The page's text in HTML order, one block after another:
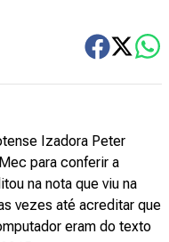
Izadora Peter
para conferir a
na nota que viu na
vezes até acreditar que
eram do texto